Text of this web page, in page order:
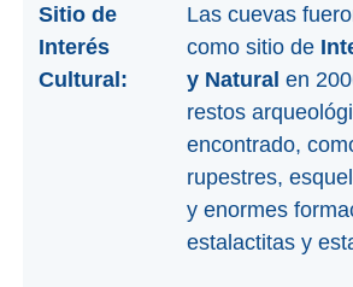
Alquiler de
Coches
Turismo
RECOMENDACIONES
Sitio de
Interés
Cultural:
Las cuevas
como sitio de
y Natural en
restos
encontrado,
rupestres,
y enormes
estalactitas y